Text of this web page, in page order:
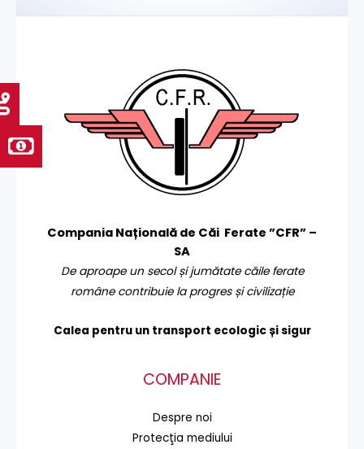
Compania Națională de Căi Ferate ”CFR” –
SA
De aproape un secol și jumătate căile ferate
române contribuie la progres și civilizație
Calea pentru un transport ecologic și sigur
COMPANIE
Despre noi
Protecţia mediului